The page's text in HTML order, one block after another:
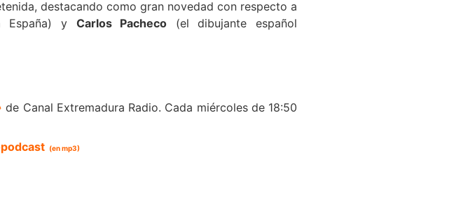
destacando como gran novedad con respecto a
España) y Carlos Pacheco (el dibujante español
de Canal Extremadura Radio. Cada miércoles de 18:50
(en mp3)